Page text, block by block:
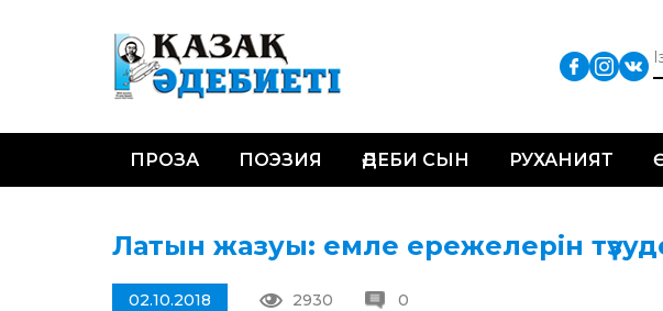
ПРОЗА ПОЭЗИЯ ӘДЕБИ СЫН РУХАНИЯТ
Латын жазуы: емле ережелерін
02.10.2018 2930 0